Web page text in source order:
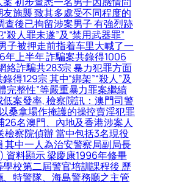
施襲 致其多處受不同程度的
查後已拘留涉案男子 有強烈跡
殺人罪未遂”及“禁用武器罪”
子被押走前指着车里大喊了一
年上半年 詐騙案共錄得1006
絡詐騙共283宗 暴力犯罪方面
得129宗 其中“綁架”“殺人”及
完整性”等嚴重暴力罪案繼續
案發率, 檢察院訊：澳門司警
桑拿場作掩護的操控賣淫犯罪
26名澳門、內地及香港涉案人
檢察院偵辦 當中包括3名現役
其中一人為治安警察局副局長
資料顯示 梁慶康1996年修畢
校第二屆警官培訓課程後 歷
特警隊、海島警務廳之主管